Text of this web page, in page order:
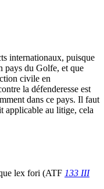
internationaux, puisque
pays du Golfe, et que
civile en
la défenderesse est
dans ce pays. Il faut
applicable au litige, cela
lex fori (ATF 133 III